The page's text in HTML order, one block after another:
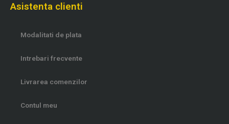
Asistenta clienti
Modalitati de plata
Intrebari frecvente
Livrarea comenzilor
Contul meu